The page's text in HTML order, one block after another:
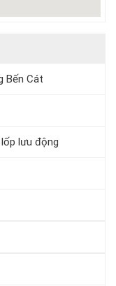
Bến Cát
lưu động